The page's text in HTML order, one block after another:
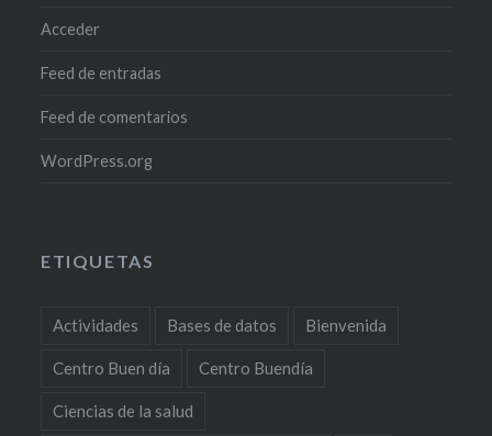
Acceder
Feed de entradas
Feed de comentarios
WordPress.org
ETIQUETAS
Actividades Bases de datos Bienvenida
Centro Buen día Centro Buendía
Ciencias de la salud